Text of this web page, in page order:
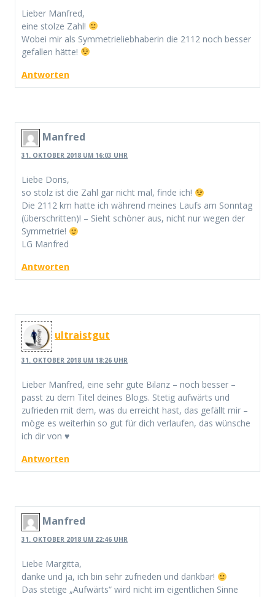
Lieber Manfred,
eine stolze Zahl!
Wobei mir als Symmetrieliebhaberin die 2112 noch besser
gefallen hätte!
Antworten
Manfred
31. OKTOBER 2018 UM 16:03 UHR
Liebe Doris,
so stolz ist die Zahl gar nicht mal, finde ich!
Die 2112 km hatte ich während meines Laufs am Sonntag
(überschritten)! – Sieht schöner aus, nicht nur wegen der
Symmetrie!
LG Manfred
Antworten
ultraistgut
31. OKTOBER 2018 UM 18:26 UHR
Lieber Manfred, eine sehr gute Bilanz – noch besser –
passt zu dem Titel deines Blogs. Stetig aufwärts und
zufrieden mit dem, was du erreicht hast, das gefällt mir –
möge es weiterhin so gut für dich verlaufen, das wünsche
ich dir von ♥
Antworten
Manfred
31. OKTOBER 2018 UM 22:46 UHR
Liebe Margitta,
danke und ja, ich bin sehr zufrieden und dankbar!
Das stetige „Aufwärts“ wird nicht im eigentlichen Sinne